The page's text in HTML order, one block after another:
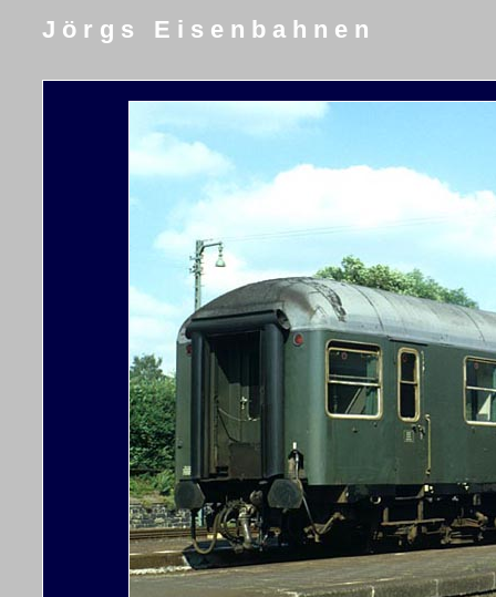
J ö r g s E i s e n b a h n e n